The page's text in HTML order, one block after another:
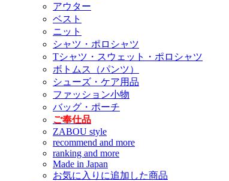
アウター
ベスト
ニット
シャツ・ポロシャツ
Tシャツ・スウェット・ポロシャツ
ボトムス（パンツ）
シューズ・ケア用品
ファッション小物
バッグ・ポーチ
ご奉仕品
ZABOU style
recommend and more
ranking and more
Made in Japan
お気に入りに追加した商品